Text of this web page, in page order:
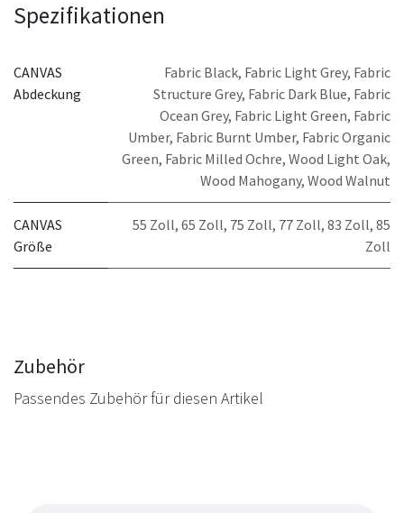
Spezifikationen
CANVAS
Abdeckung
Fabric Black, Fabric Light Grey, Fabric
Structure Grey, Fabric Dark Blue, Fabric
Ocean Grey, Fabric Light Green, Fabric
Umber, Fabric Burnt Umber, Fabric Organic
Green, Fabric Milled Ochre, Wood Light Oak,
Wood Mahogany, Wood Walnut
CANVAS
Größe
55 Zoll, 65 Zoll, 75 Zoll, 77 Zoll, 83 Zoll, 85
Zoll
Zubehör
Passendes Zubehör für diesen Artikel